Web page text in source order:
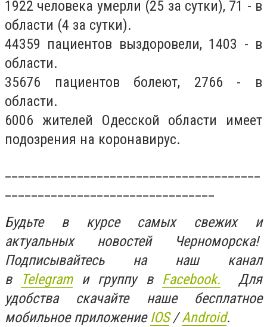
1922 человека умерли (25 за сутки), 71 - в
области (4 за сутки).
44359 пациентов выздоровели, 1403 - в
области.
35676 пациентов болеют, 2766 - в
области.
6006 жителей Одесской области имеет
подозрения на коронавирус.
Будьте в курсе самых свежих и
актуальных новостей Черноморска!
Подписывайтесь на наш канал
в
Telegramи группу в Facebook. Для
удобства скачайте наше бесплатное
мобильное приложение IOS/Android.